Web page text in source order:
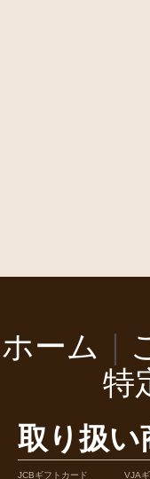
ホーム
特
取り扱い
JCBギフトカード
VJA